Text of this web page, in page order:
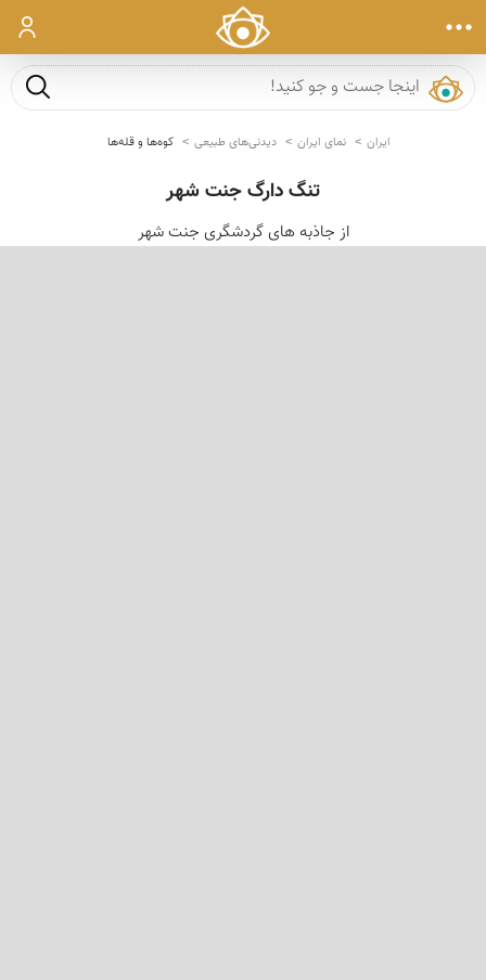
ورود
جست و
ایران نمای ایران دیدنی‌های طبیعی کوه‌ها و قله‌ها
تنگ دارگ جنت شهر
از جاذبه های گردشگری جنت شهر